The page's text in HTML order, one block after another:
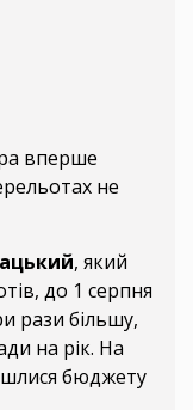
вперше
не
, який
до 1 серпня
рази більшу,
на рік. На
бюджету